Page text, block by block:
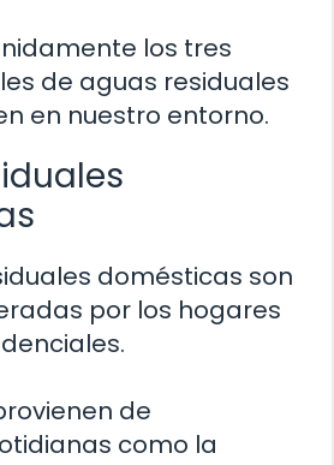
los tres
de aguas residuales
en nuestro entorno.
domésticas son
por los hogares
de
como la